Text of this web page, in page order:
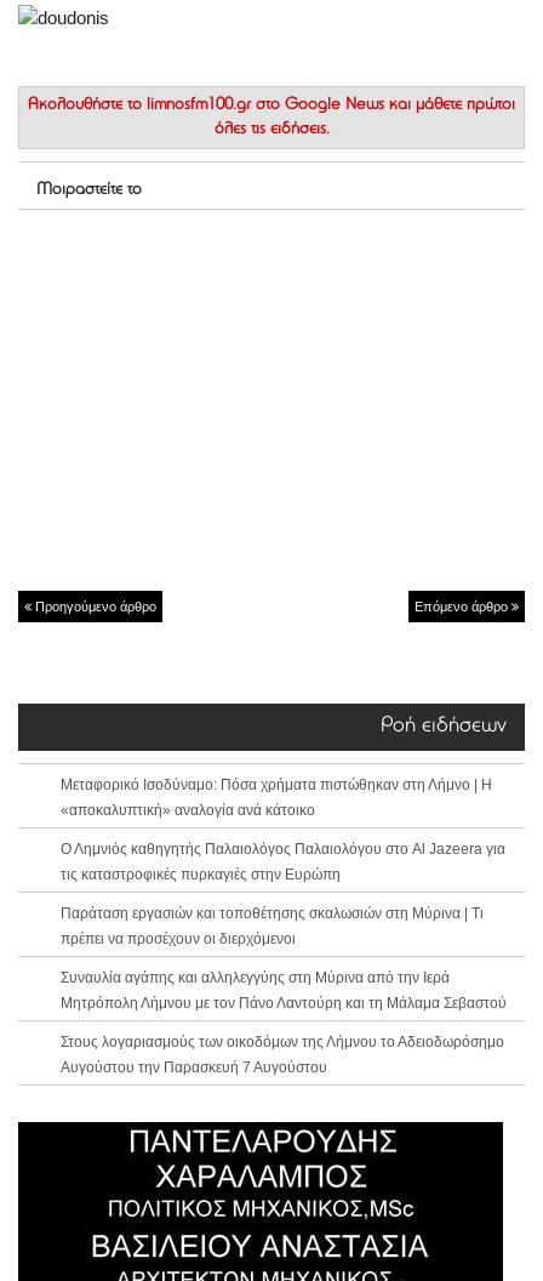
Ακολουθήστε το limnosfm100.gr στο Google News και μάθετε πρώτοι
όλες τις ειδήσεις.
Μοιραστείτε το
Προηγούμενο άρθρο Επόμενο άρθρο
Ροή ειδήσεων
Μεταφορικό Ισοδύναμο: Πόσα χρήματα πιστώθηκαν στη Λήμνο | Η
«αποκαλυπτική» αναλογία ανά κάτοικο
Ο Λημνιός καθηγητής Παλαιολόγος Παλαιολόγου στο Al Jazeera για
τις καταστροφικές πυρκαγιές στην Ευρώπη
Παράταση εργασιών και τοποθέτησης σκαλωσιών στη Μύρινα | Τι
πρέπει να προσέχουν οι διερχόμενοι
Συναυλία αγάπης και αλληλεγγύης στη Μύρινα από την Ιερά
Μητρόπολη Λήμνου με τον Πάνο Λαντούρη και τη Μάλαμα Σεβαστού
Στους λογαριασμούς των οικοδόμων της Λήμνου το Αδειοδωρόσημο
Αυγούστου την Παρασκευή 7 Αυγούστου